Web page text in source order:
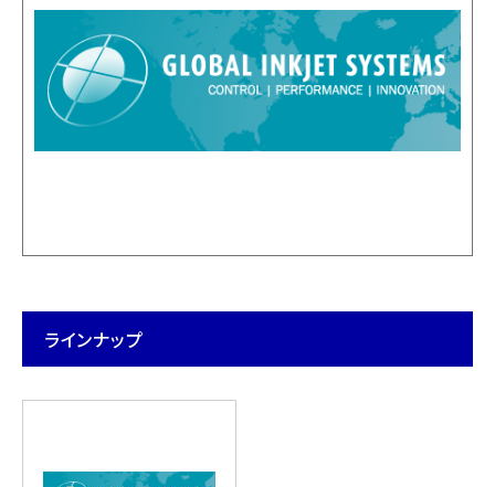
ラインナップ